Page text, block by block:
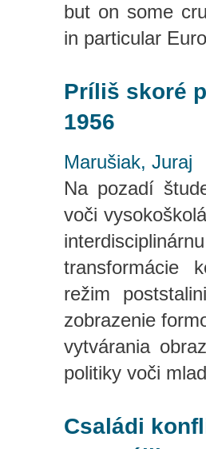
but on some
in particular
Príliš skoré
1956
Marušiak, Juraj
Na pozadí
voči
transformácie
režim
zobrazenie
vytvárania
politiky voči
Családi